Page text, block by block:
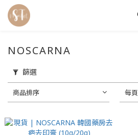
NOSCARNA
篩選
商品排序 每